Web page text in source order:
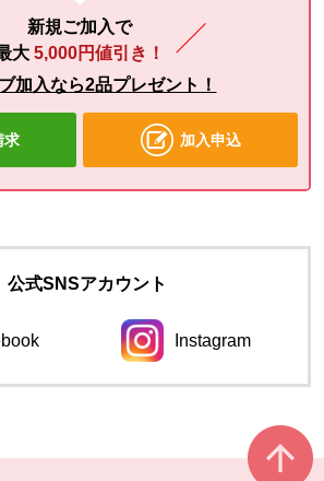
新規ご加入で
大 5,000円値引き！
加入なら2品プレゼント！
求 加入申込
式SNSアカウント
ウィンドウで開きます。
Instagram
別のウィンドウ